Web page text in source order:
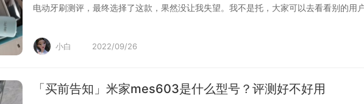
电动牙刷测评，最终选择了这款，果然没让我失望。我不是托，大家可以去看看别的用
小白 2022/09/26
「买前告知」米家mes603是什么型号？评测好不好用